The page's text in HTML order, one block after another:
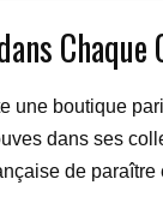
une boutique
dans ses
de